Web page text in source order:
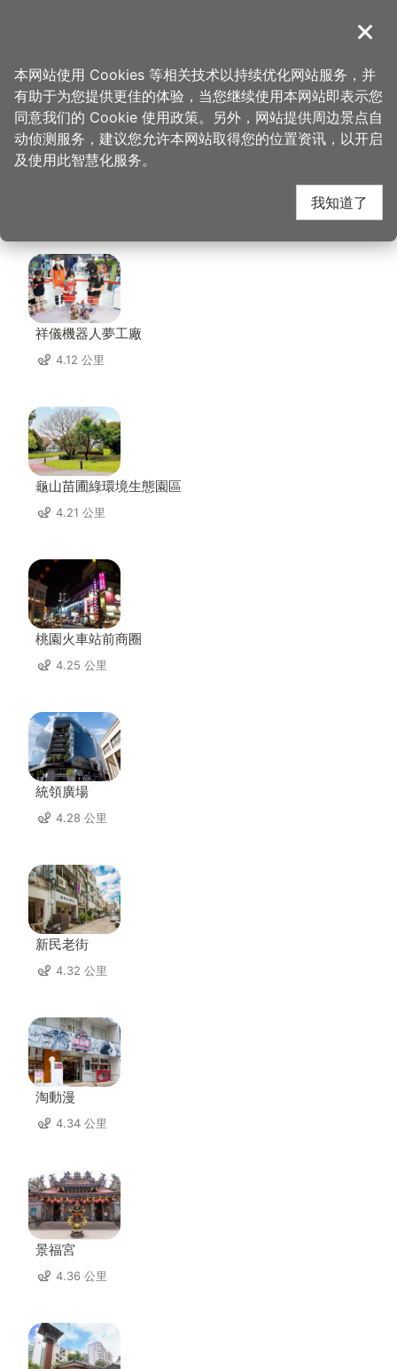
導覽
首页 > 想去的地方 > 住宿 > 亚典春天汽车旅馆
亚典春天汽车旅馆 周边
景点
祥儀機器人夢工廠
4.12 公里
龜山苗圃綠環境生態園區
4.21 公里
桃園火車站前商圈
4.25 公里
統領廣場
4.28 公里
新民老街
4.32 公里
淘動漫
4.34 公里
景福宮
4.36 公里
关闭
本网站使用 Cookies 等相关技术以持续优化网站服务，并
有助于为您提供更佳的体验，当您继续使用本网站即表示您
同意我们的 Cookie 使用政策。另外，网站提供周边景点自
动侦测服务，建议您允许本网站取得您的位置资讯，以开启
及使用此智慧化服务。
我知道了